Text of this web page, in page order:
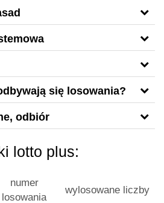
się losowania?
odbiór
lotto plus:
numer
losowania
wylosowane liczby